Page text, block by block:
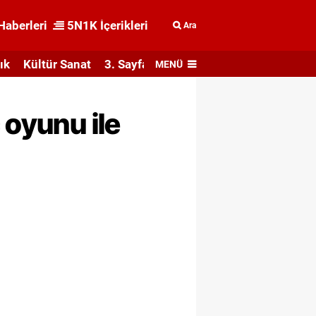
5N1K İçerikleri Ara
Kültür Sanat 3. Sayfa MENÜ
oyunu ile